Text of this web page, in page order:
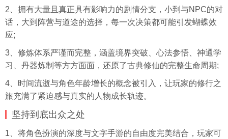
2、拥有大量且真正具有影响力的剧情分支，小到与NPC的对
话，大到阵营与道途的选择，每一次决策都可能引发蝴蝶效
应;
3、修炼体系严谨而完整，涵盖境界突破、心法参悟、神通学
习、丹器炼制等方方面面，还原了古典修仙的完整生命周期;
4、时间流逝与角色年龄增长的概念被引入，让玩家的修行之
旅充满了紧迫感与真实的人物成长轨迹。
坚持到底出众之处
1、将角色扮演的深度与文字手游的自由度完美结合，玩家可